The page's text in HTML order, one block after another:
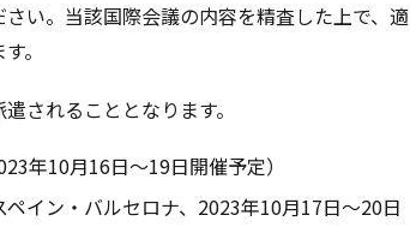
い。当該国際会議の内容を精査した上で、適
。
されることとなります。
年10月16日～19日開催予定）
イン・バルセロナ、2023年10月17日～20日